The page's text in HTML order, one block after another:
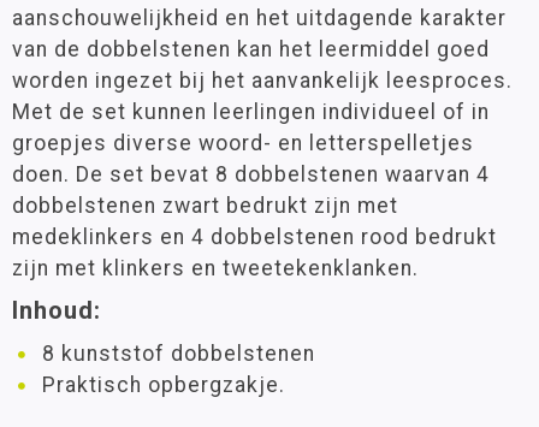
aanschouwelijkheid en het uitdagende karakter
van de dobbelstenen kan het leermiddel goed
worden ingezet bij het aanvankelijk leesproces.
Met de set kunnen leerlingen individueel of in
groepjes diverse woord- en letterspelletjes
doen. De set bevat 8 dobbelstenen waarvan 4
dobbelstenen zwart bedrukt zijn met
medeklinkers en 4 dobbelstenen rood bedrukt
zijn met klinkers en tweetekenklanken.
Inhoud:
8 kunststof dobbelstenen
Praktisch opbergzakje.